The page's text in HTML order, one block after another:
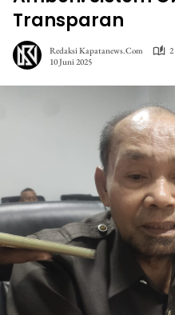
Transparan
Redaksi Kapatanews.com
10 Juni 2025